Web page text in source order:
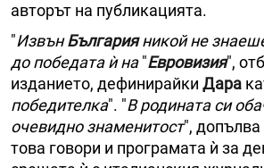
авторът на публикацията.
"ИзвънБългарияникой не
до победата ѝ на"Евровизия",
изданието, дефинирайки Дара
победителка". "В родината си
очевидно знаменитост", допълва
това говори и програмата ѝ за